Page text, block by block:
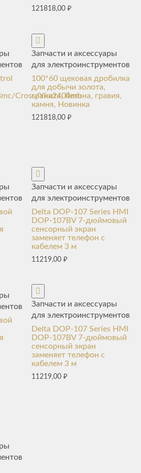
Cross/Yka2404mb
121818,00₽
Запчасти и аксессуары
для электроинструментов
100*60 щековая дробилка
для добычи золота,
гранита, бетона, гравия,
камня, Новинка
121818,00₽
Запчасти и аксессуары
для электроинструментов
Delta DOP-107 Series HMI
DOP-107BV 7-дюймовый
сенсорный экран
заменяет телефон с
кабелем 3 м
11219,00₽
Запчасти и аксессуары
для электроинструментов
Delta DOP-107 Series HMI
DOP-107BV 7-дюймовый
сенсорный экран
заменяет телефон с
кабелем 3 м
11219,00₽